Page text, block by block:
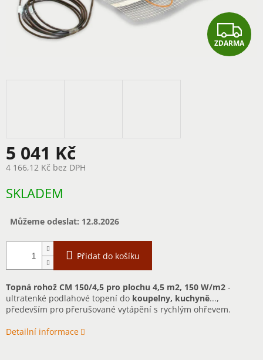
Z
D
ZDARMA
5 041 Kč
4 166,12 Kč bez DPH
cena:
SKLADEM
Můžeme odeslat: 12.8.2026
Přidat do košíku
Topná rohož CM 150/4,5 pro plochu 4,5 m2, 150 W/m2 -
ultratenké podlahové topení do koupelny, kuchyně...,
především pro přerušované vytápění s rychlým ohřevem.
Detailní informace